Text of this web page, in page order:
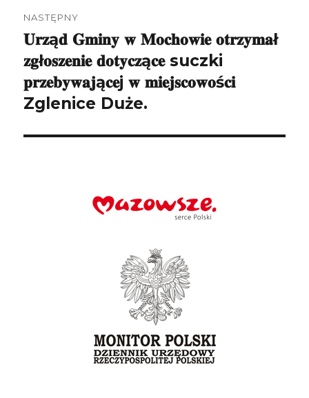
NASTĘPNY
Następny
wpis:
𝐔𝐫𝐳ą𝐝 𝐆𝐦𝐢𝐧𝐲 𝐰 𝐌𝐨𝐜𝐡𝐨𝐰𝐢𝐞 𝐨𝐭𝐫𝐳𝐲𝐦𝐚ł
𝐳𝐠ł𝐨𝐬𝐳𝐞𝐧𝐢𝐞 𝐝𝐨𝐭𝐲𝐜𝐳ą𝐜𝐞 suczki
𝐩𝐫𝐳𝐞𝐛𝐲𝐰𝐚𝐣ą𝐜𝐞j 𝐰 𝐦𝐢𝐞𝐣𝐬𝐜𝐨𝐰𝐨ś𝐜𝐢
Zglenice Duże.